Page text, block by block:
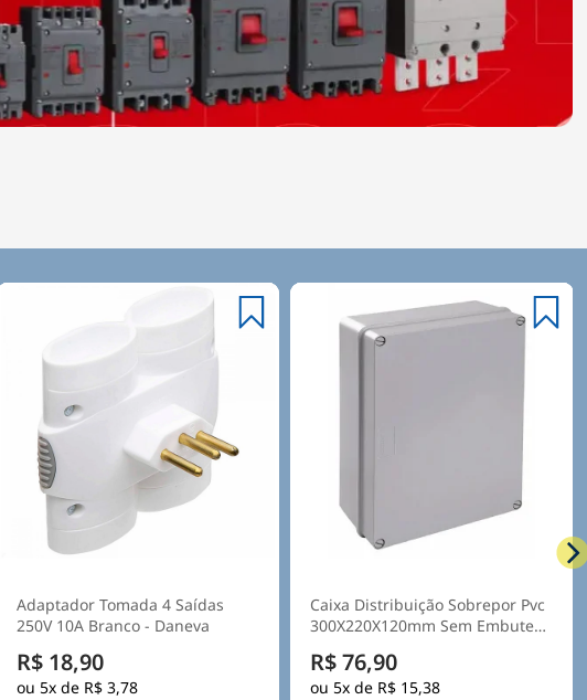
Caixa Distribuição Sobrepor Pvc
300X220X120mm Sem Embutes
R$ 76,90
5x de R$ 15,38
Carregador Veicular 380v 22kw
32a 3f C/cabo - E-connect
R$ 2.585,90
5x de R$ 517,18